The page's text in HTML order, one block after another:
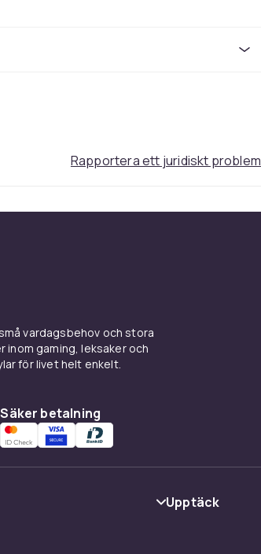
477
Rapportera ett juridiskt problem
vardagsbehov och stora
gaming, leksaker och
för livet helt enkelt.
Säker betalning
Upptäck